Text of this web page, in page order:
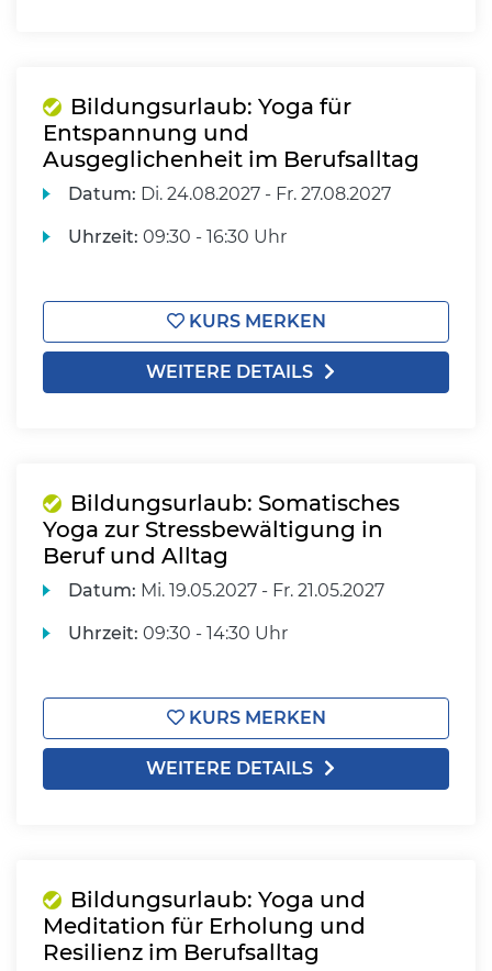
Bildungsurlaub: Yoga für
Entspannung und
Ausgeglichenheit im Berufsalltag
Datum: Di. 24.08.2027 - Fr. 27.08.2027
Uhrzeit: 09:30 - 16:30 Uhr
KURS MERKEN
WEITERE DETAILS
Bildungsurlaub: Somatisches
Yoga zur Stressbewältigung in
Beruf und Alltag
Datum: Mi. 19.05.2027 - Fr. 21.05.2027
Uhrzeit: 09:30 - 14:30 Uhr
KURS MERKEN
WEITERE DETAILS
Bildungsurlaub: Yoga und
Meditation für Erholung und
Resilienz im Berufsalltag